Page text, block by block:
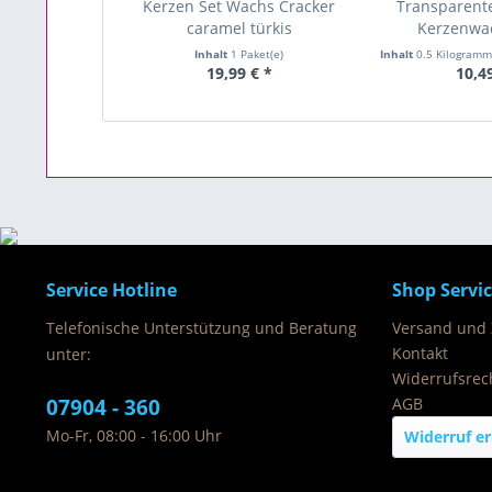
Kerzen Set Wachs Cracker
caramel türkis
Inhalt 1 Paket(e)
19,99 € *
Inhalt0.5
Service Hotline
Telefonische Unterstützung und Beratung
unter:
07904 - 360
Mo-Fr, 08:00 - 16:00 Uhr
Shop
Versand
Kontakt
AGB
Widerruf